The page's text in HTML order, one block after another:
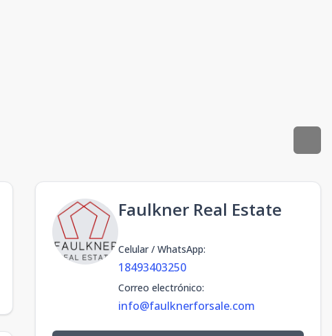
Faulkner Real Estate
Celular / WhatsApp:
18493403250
Correo electrónico:
info@faulknerforsale.com